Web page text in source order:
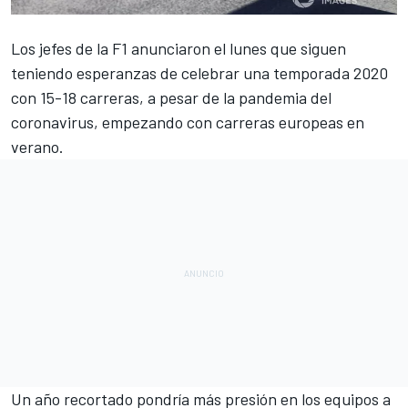
Los jefes de la F1 anunciaron el lunes que siguen
teniendo esperanzas de celebrar una temporada 2020
con 15-18 carreras, a pesar de la pandemia del
coronavirus, empezando con carreras europeas en
verano.
Un año recortado pondría más presión en los equipos a